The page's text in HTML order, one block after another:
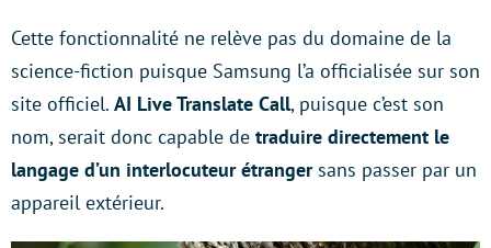
Cette fonctionnalité ne relève pas du domaine de la
science-fiction puisque Samsung l’a officialisée sur son
site officiel. AI Live Translate Call, puisque c’est son
nom, serait donc capable de traduire directement le
langage d’un interlocuteur étrangersans passer par un
appareil extérieur.